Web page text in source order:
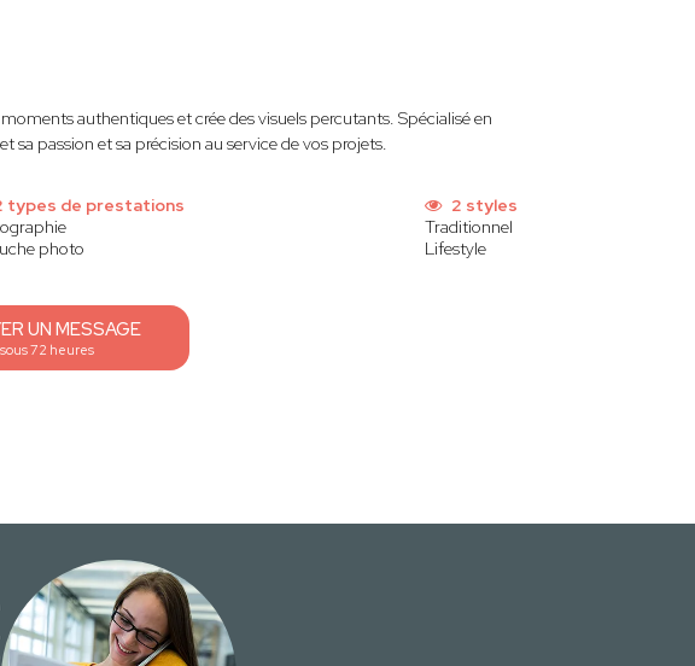
authentiques et crée des visuels percutants. Spécialisé en
passion et sa précision au service de vos projets.
types de prestations
photo
2 styles
Traditionnel
Lifestyle
UN MESSAGE
72 heures